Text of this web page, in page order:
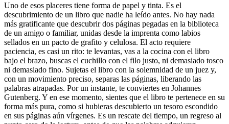
Uno de esos placeres tiene forma de papel y tinta. Es el
descubrimiento de un libro que nadie ha leído antes. No hay nada
más gratificante que descubrir dos páginas pegadas en la biblioteca
de un amigo o familiar, unidas desde la imprenta como labios
sellados en un pacto de grafito y celulosa. El acto requiere
paciencia, es casi un rito: te levantas, vas a la cocina con el libro
bajo el brazo, buscas el cuchillo con el filo justo, ni demasiado tosco
ni demasiado fino. Sujetas el libro con la solemnidad de un juez y,
con un movimiento preciso, separas las páginas, liberando las
palabras atrapadas. Por un instante, te conviertes en Johannes
Gutenberg. Y en ese momento, sientes que el libro te pertenece en su
forma más pura, como si hubieras descubierto un tesoro escondido
en sus páginas aún vírgenes. Es un rescate del tiempo, un regreso al